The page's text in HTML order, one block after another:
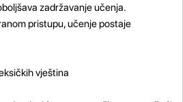
zadržavanje učenja.
pristupu, učenje postaje
vještina